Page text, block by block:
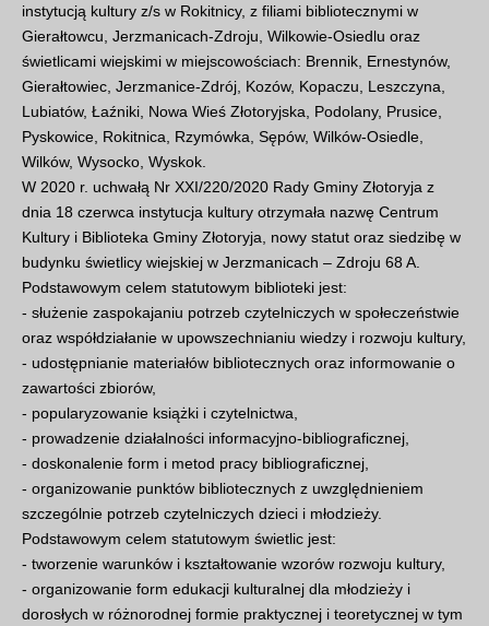
instytucją kultury z/s w Rokitnicy, z filiami bibliotecznymi w
Gierałtowcu, Jerzmanicach-Zdroju, Wilkowie-Osiedlu oraz
świetlicami wiejskimi w miejscowościach: Brennik, Ernestynów,
Gierałtowiec, Jerzmanice-Zdrój, Kozów, Kopaczu, Leszczyna,
Lubiatów, Łaźniki, Nowa Wieś Złotoryjska, Podolany, Prusice,
Pyskowice, Rokitnica, Rzymówka, Sępów, Wilków-Osiedle,
Wilków, Wysocko, Wyskok.
W 2020 r. uchwałą Nr XXI/220/2020 Rady Gminy Złotoryja z
dnia 18 czerwca instytucja kultury otrzymała nazwę Centrum
Kultury i Biblioteka Gminy Złotoryja, nowy statut oraz siedzibę w
budynku świetlicy wiejskiej w Jerzmanicach – Zdroju 68 A.
Podstawowym celem statutowym biblioteki jest:
- służenie zaspokajaniu potrzeb czytelniczych w społeczeństwie
oraz współdziałanie w upowszechnianiu wiedzy i rozwoju kultury,
- udostępnianie materiałów bibliotecznych oraz informowanie o
zawartości zbiorów,
- popularyzowanie książki i czytelnictwa,
- prowadzenie działalności informacyjno-bibliograficznej,
- doskonalenie form i metod pracy bibliograficznej,
- organizowanie punktów bibliotecznych z uwzględnieniem
szczególnie potrzeb czytelniczych dzieci i młodzieży.
Podstawowym celem statutowym świetlic jest:
- tworzenie warunków i kształtowanie wzorów rozwoju kultury,
- organizowanie form edukacji kulturalnej dla młodzieży i
dorosłych w różnorodnej formie praktycznej i teoretycznej w tym